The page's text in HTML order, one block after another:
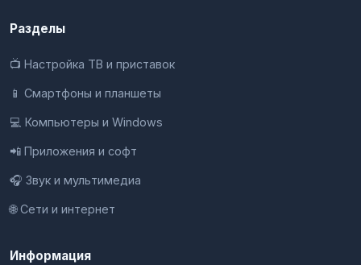
Разделы
📺 Настройка ТВ и приставок
📱 Смартфоны и планшеты
💻 Компьютеры и Windows
📲 Приложения и софт
🎧 Звук и мультимедиа
🌐 Сети и интернет
Информация